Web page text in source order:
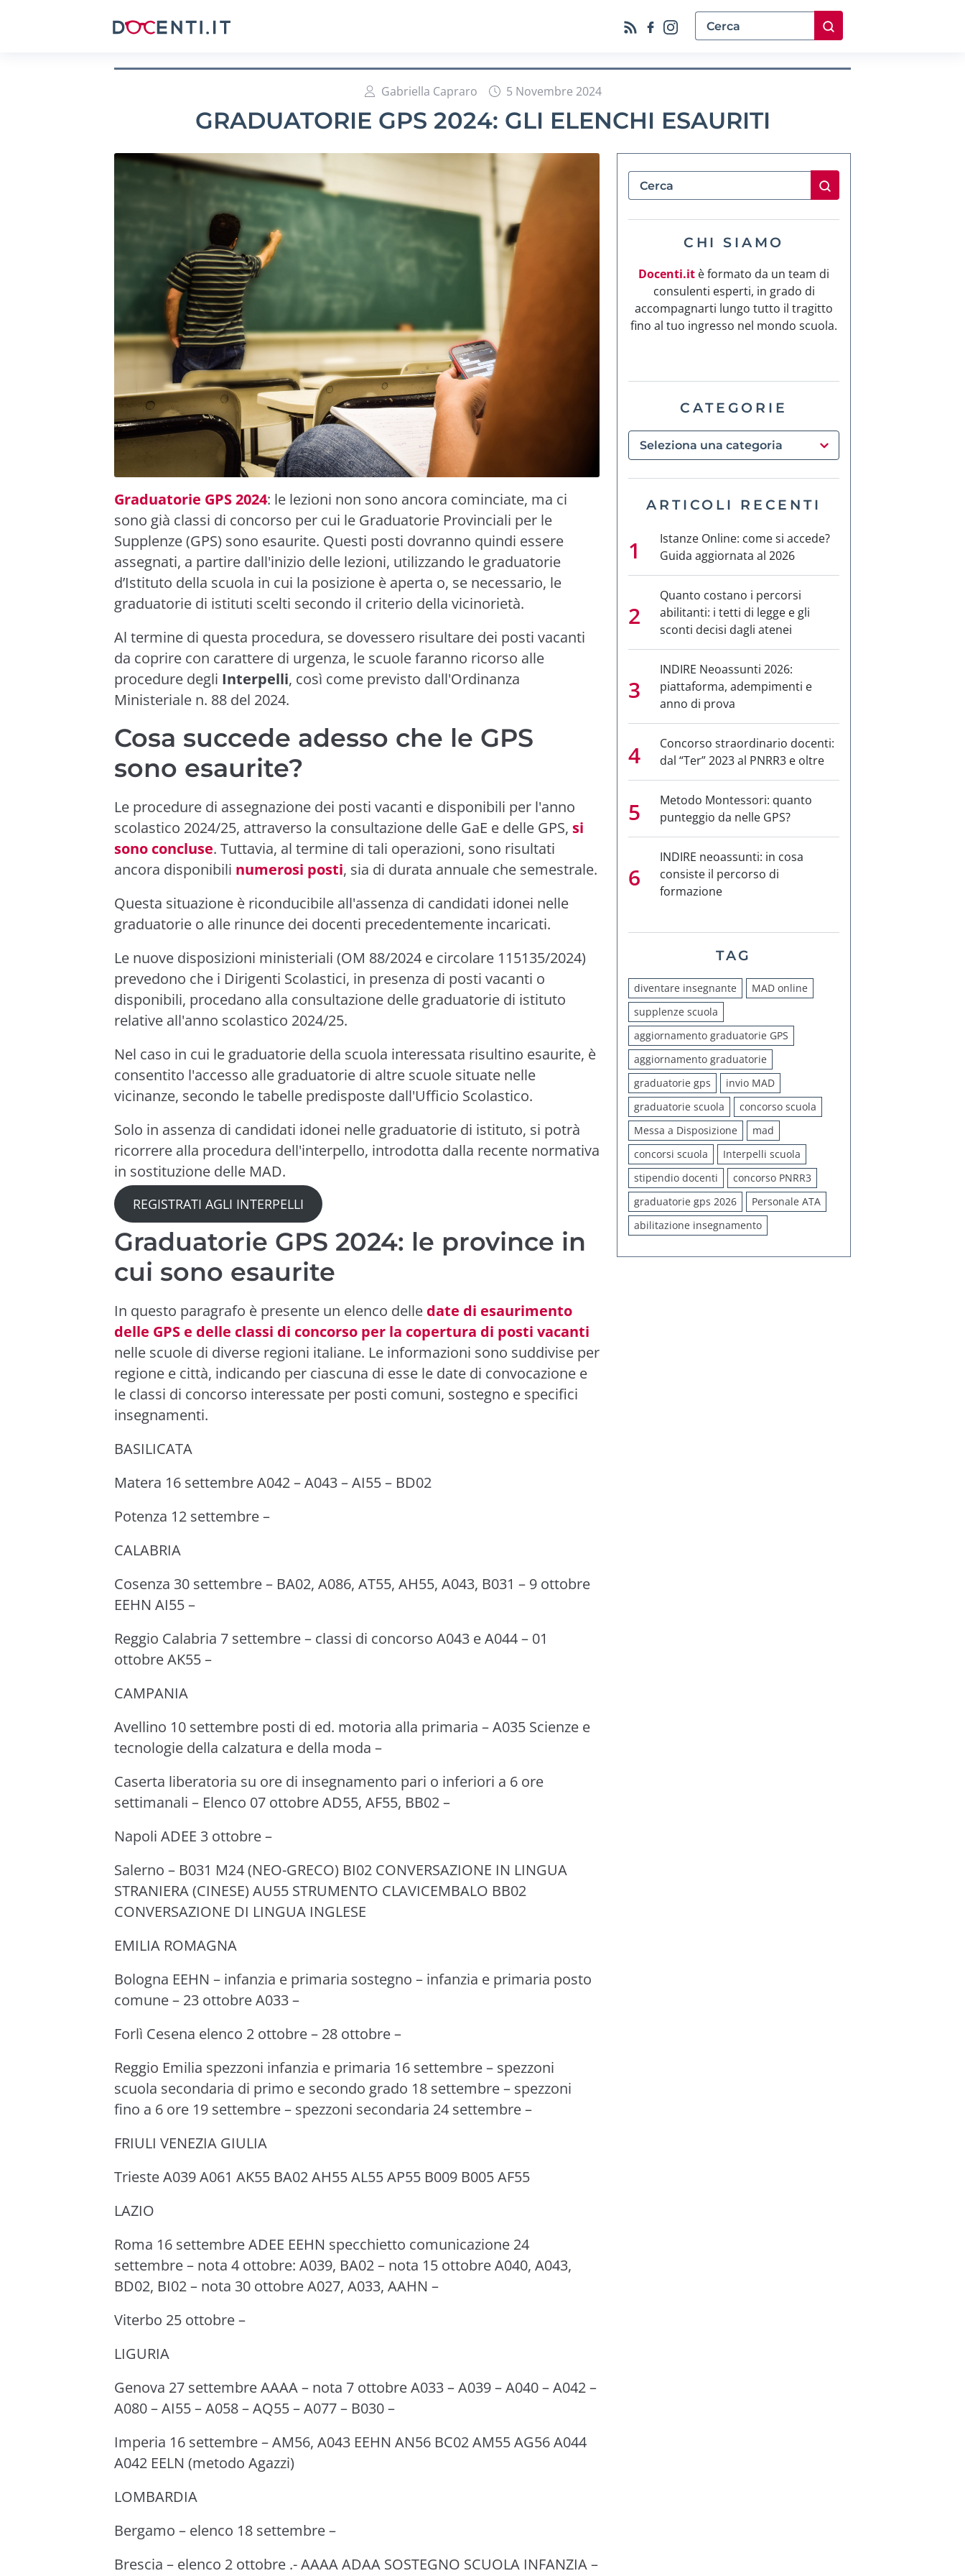
Gabriella Capraro 5 Novembre 2024
GRADUATORIE GPS 2024: GLI ELENCHI ESAURITI
Graduatorie GPS 2024: le lezioni non sono ancora cominciate, ma ci
sono già classi di concorso per cui le Graduatorie Provinciali per le
Supplenze (GPS) sono esaurite. Questi posti dovranno quindi essere
assegnati, a partire dall'inizio delle lezioni, utilizzando le graduatorie
d’Istituto della scuola in cui la posizione è aperta o, se necessario, le
graduatorie di istituti scelti secondo il criterio della vicinorietà.
Al termine di questa procedura, se dovessero risultare dei posti vacanti
da coprire con carattere di urgenza, le scuole faranno ricorso alle
procedure degli Interpelli, così come previsto dall'Ordinanza
Ministeriale n. 88 del 2024.
Cosa succede adesso che le GPS
sono esaurite?
Le procedure di assegnazione dei posti vacanti e disponibili per l'anno
scolastico 2024/25, attraverso la consultazione delle GaE e delle GPS, si
sono concluse. Tuttavia, al termine di tali operazioni, sono risultati
ancora disponibili numerosi posti, sia di durata annuale che semestrale.
Questa situazione è riconducibile all'assenza di candidati idonei nelle
graduatorie o alle rinunce dei docenti precedentemente incaricati.
Le nuove disposizioni ministeriali (OM 88/2024 e circolare 115135/2024)
prevedono che i Dirigenti Scolastici, in presenza di posti vacanti o
disponibili, procedano alla consultazione delle graduatorie di istituto
relative all'anno scolastico 2024/25.
Nel caso in cui le graduatorie della scuola interessata risultino esaurite, è
consentito l'accesso alle graduatorie di altre scuole situate nelle
vicinanze, secondo le tabelle predisposte dall'Ufficio Scolastico.
Solo in assenza di candidati idonei nelle graduatorie di istituto, si potrà
ricorrere alla procedura dell'interpello, introdotta dalla recente normativa
in sostituzione delle MAD.
REGISTRATI AGLI INTERPELLI
Graduatorie GPS 2024: le province in
cui sono esaurite
In questo paragrafo è presente un elenco delle date di esaurimento
delle GPS e delle classi di concorso per la copertura di posti vacanti
nelle scuole di diverse regioni italiane. Le informazioni sono suddivise per
regione e città, indicando per ciascuna di esse le date di convocazione e
le classi di concorso interessate per posti comuni, sostegno e specifici
insegnamenti.
BASILICATA
Matera 16 settembre A042 – A043 – AI55 – BD02
Potenza 12 settembre –
CALABRIA
Cosenza 30 settembre – BA02, A086, AT55, AH55, A043, B031 – 9 ottobre
EEHN AI55 –
Reggio Calabria 7 settembre – classi di concorso A043 e A044 – 01
ottobre AK55 –
CAMPANIA
Avellino 10 settembre posti di ed. motoria alla primaria – A035 Scienze e
tecnologie della calzatura e della moda –
Caserta liberatoria su ore di insegnamento pari o inferiori a 6 ore
settimanali – Elenco 07 ottobre AD55, AF55, BB02 –
Napoli ADEE 3 ottobre –
Salerno – B031 M24 (NEO-GRECO) BI02 CONVERSAZIONE IN LINGUA
STRANIERA (CINESE) AU55 STRUMENTO CLAVICEMBALO BB02
CONVERSAZIONE DI LINGUA INGLESE
EMILIA ROMAGNA
Bologna EEHN – infanzia e primaria sostegno – infanzia e primaria posto
comune – 23 ottobre A033 –
Forlì Cesena elenco 2 ottobre – 28 ottobre –
Reggio Emilia spezzoni infanzia e primaria 16 settembre – spezzoni
scuola secondaria di primo e secondo grado 18 settembre – spezzoni
fino a 6 ore 19 settembre – spezzoni secondaria 24 settembre –
FRIULI VENEZIA GIULIA
Trieste A039 A061 AK55 BA02 AH55 AL55 AP55 B009 B005 AF55
LAZIO
Roma 16 settembre ADEE EEHN specchietto comunicazione 24
settembre – nota 4 ottobre: A039, BA02 – nota 15 ottobre A040, A043,
BD02, BI02 – nota 30 ottobre A027, A033, AAHN –
Viterbo 25 ottobre –
LIGURIA
Genova 27 settembre AAAA – nota 7 ottobre A033 – A039 – A040 – A042 –
A080 – AI55 – A058 – AQ55 – A077 – B030 –
Imperia 16 settembre – AM56, A043 EEHN AN56 BC02 AM55 AG56 A044
A042 EELN (metodo Agazzi)
LOMBARDIA
Bergamo – elenco 18 settembre –
Brescia – elenco 2 ottobre .- AAAA ADAA SOSTEGNO SCUOLA INFANZIA –
CHI SIAMO
Docenti.it è formato da un team di
consulenti esperti, in grado di
accompagnarti lungo tutto il tragitto
fino al tuo ingresso nel mondo scuola.
CATEGORIE
ARTICOLI RECENTI
Istanze Online: come si accede?
Guida aggiornata al 2026
Quanto costano i percorsi
abilitanti: i tetti di legge e gli
sconti decisi dagli atenei
INDIRE Neoassunti 2026:
piattaforma, adempimenti e
anno di prova
Concorso straordinario docenti:
dal “Ter” 2023 al PNRR3 e oltre
Metodo Montessori: quanto
punteggio da nelle GPS?
INDIRE neoassunti: in cosa
consiste il percorso di
formazione
TAG
diventare insegnante
MAD online
supplenze scuola
aggiornamento graduatorie GPS
aggiornamento graduatorie
graduatorie gps
invio MAD
graduatorie scuola
concorso scuola
Messa a Disposizione
mad
concorsi scuola
Interpelli scuola
stipendio docenti
concorso PNRR3
graduatorie gps 2026
Personale ATA
abilitazione insegnamento